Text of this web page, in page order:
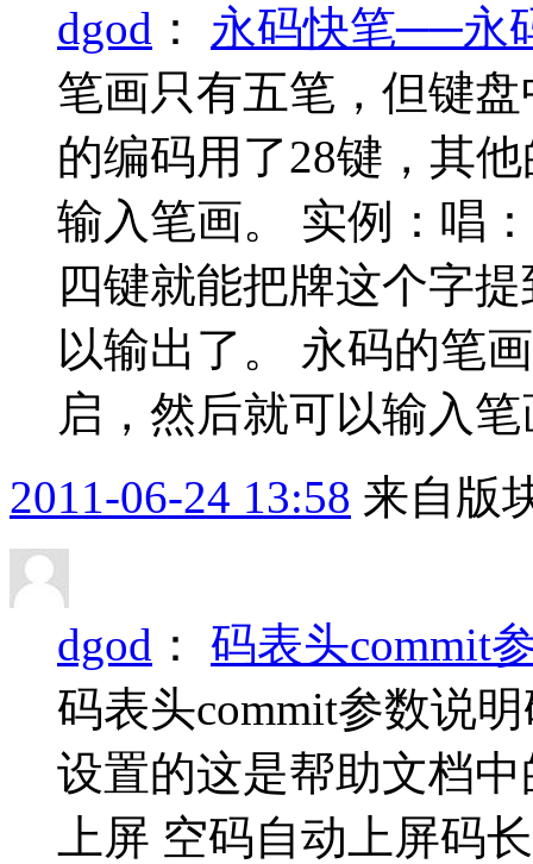
dgod ： 永码快笔──永
笔画只有五笔，但键
的编码用了28键，其
输入笔画。 实例：唱
四键就能把牌这个字
以输出了。 永码的笔
启，然后就可以输入
2011-06-24 13:58 来自版
dgod ： 码表头commit
码表头commit参数说
设置的这是帮助文档
上屏 空码自动上屏码